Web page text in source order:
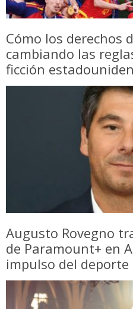
Cómo los derechos
cambiando las
ficción
Augusto Rovegno
de Paramount+ en
impulso del deporte